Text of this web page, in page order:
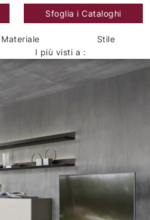
Sfoglia i Cataloghi
Materiale
Stile
I più visti a :